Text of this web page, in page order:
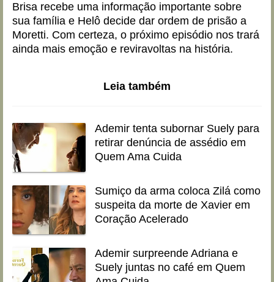
Brisa recebe uma informação importante sobre
sua família e Helô decide dar ordem de prisão a
Moretti. Com certeza, o próximo episódio nos trará
ainda mais emoção e reviravoltas na história.
Leia também
Ademir tenta subornar Suely para
retirar denúncia de assédio em
Quem Ama Cuida
Sumiço da arma coloca Zilá como
suspeita da morte de Xavier em
Coração Acelerado
Ademir surpreende Adriana e
Suely juntas no café em Quem